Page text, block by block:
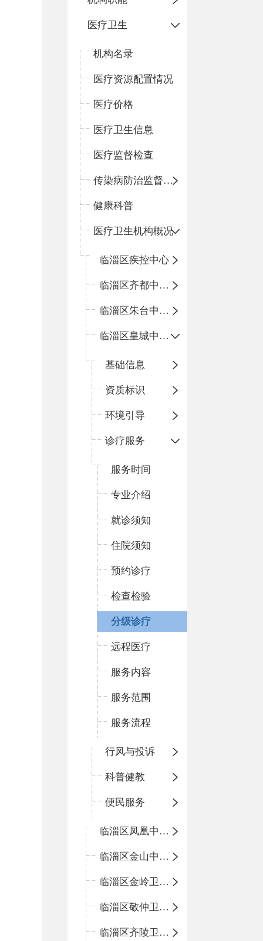
医疗卫生
机构名录
医疗资源配置情况
医疗价格
医疗卫生信息
医疗监督检查
传染病防治监督检查
健康科普
医疗卫生机构概况
临淄区疾控中心
临淄区齐都中心卫生院
临淄区朱台中心卫生院
临淄区皇城中心卫生院
基础信息
资质标识
环境引导
诊疗服务
服务时间
专业介绍
就诊须知
住院须知
预约诊疗
检查检验
分级诊疗
远程医疗
服务内容
服务范围
服务流程
行风与投诉
科普健教
便民服务
临淄区凤凰中心卫生院
临淄区金山中心卫生院
临淄区金岭卫生院
临淄区敬仲卫生院
临淄区齐陵卫生院